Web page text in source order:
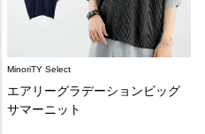
MinoriTY Select
エアリーグラデーションビッグ
サマーニット